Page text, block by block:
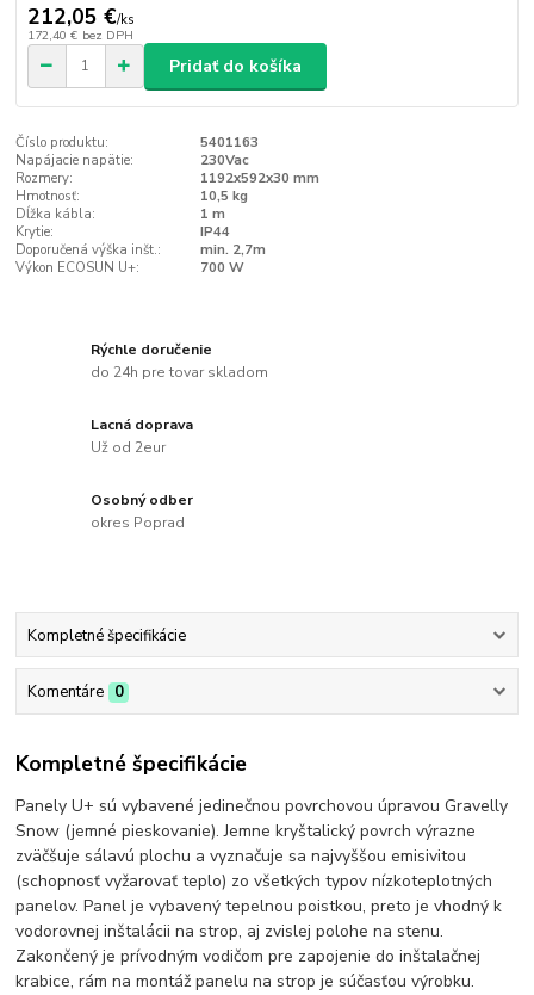
212,05 €/ks
172,40 € bez DPH
Pridať do košíka
Číslo produktu:
5401163
Napájacie napätie:
230Vac
Rozmery:
1192x592x30 mm
Hmotnosť:
10,5 kg
Dĺžka kábla:
1 m
Krytie:
IP44
Doporučená výška inšt.:
min. 2,7m
Výkon ECOSUN U+:
700 W
Rýchle doručenie
do 24h pre tovar skladom
Lacná doprava
Už od 2eur
Osobný odber
okres Poprad
Kompletné špecifikácie
Komentáre 0
Kompletné špecifikácie
Panely U+ sú vybavené jedinečnou povrchovou úpravou Gravelly
Snow (jemné pieskovanie). Jemne kryštalický povrch výrazne
zväčšuje sálavú plochu a vyznačuje sa najvyššou emisivitou
(schopnosť vyžarovať teplo) zo všetkých typov nízkoteplotných
panelov. Panel je vybavený tepelnou poistkou, preto je vhodný k
vodorovnej inštalácii na strop, aj zvislej polohe na stenu.
Zakončený je prívodným vodičom pre zapojenie do inštalačnej
krabice, rám na montáž panelu na strop je súčasťou výrobku.